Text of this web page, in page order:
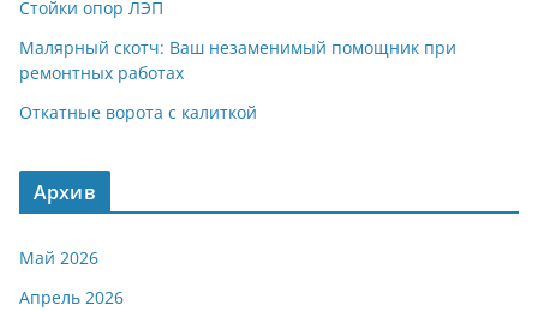
Стойки опор ЛЭП
Малярный скотч: Ваш незаменимый помощник при
ремонтных работах
Откатные ворота с калиткой
Архив
Май 2026
Апрель 2026